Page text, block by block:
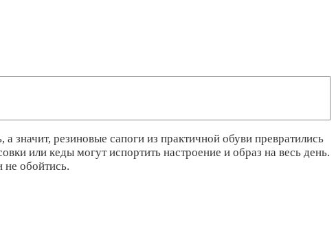
резиновые сапоги из практичной обуви превратились
или кеды могут испортить настроение и образ на весь день.
не обойтись.